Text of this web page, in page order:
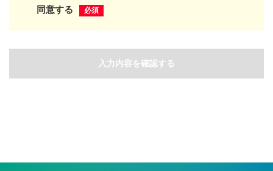
同意する
入力内容を確認する